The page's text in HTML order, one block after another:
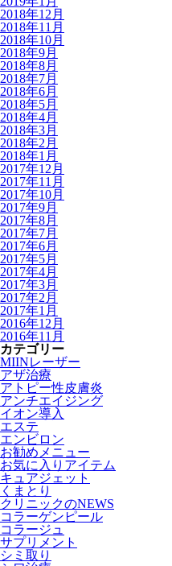
2018年12月
2018年11月
2018年10月
2018年9月
2018年8月
2018年7月
2018年6月
2018年5月
2018年4月
2018年3月
2018年2月
2018年1月
2017年12月
2017年11月
2017年10月
2017年9月
2017年8月
2017年7月
2017年6月
2017年5月
2017年4月
2017年3月
2017年2月
2017年1月
2016年12月
2016年11月
カテゴリー
MIINレーザー
アザ治療
アトピー性皮膚炎
アンチエイジング
イオン導入
エステ
エンビロン
お勧めメニュー
お気に入りアイテム
キュアジェット
くまとり
クリニックのNEWS
コラーゲンピール
コラージュ
サプリメント
シミ取り